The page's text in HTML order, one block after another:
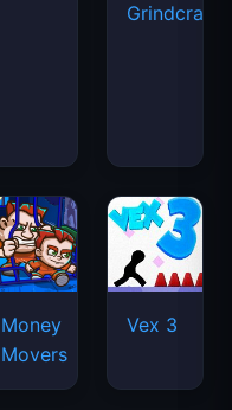
Grindcraft
Money
Movers
Vex 3